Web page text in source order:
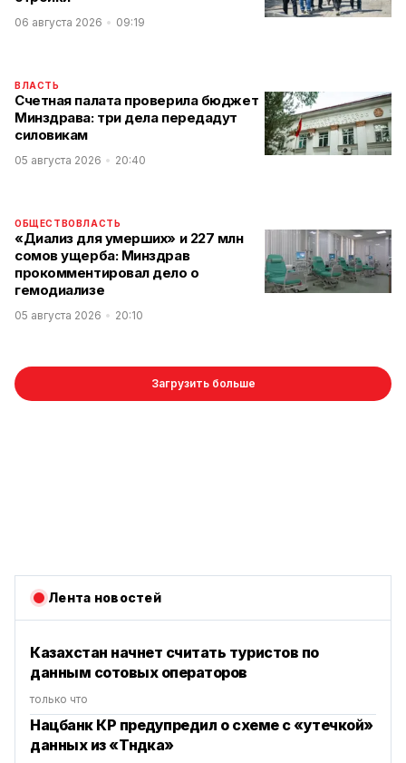
06 августа 2026 09:19
ВЛАСТЬ
Счетная палата проверила бюджет
Минздрава: три дела передадут
силовикам
05 августа 2026 20:40
ОБЩЕСТВОВЛАСТЬ
«Диализ для умерших» и 227 млн
сомов ущерба: Минздрав
прокомментировал дело о
гемодиализе
05 августа 2026 20:10
Загрузить больше
Лента новостей
Казахстан начнет считать туристов по
данным сотовых операторов
только что
Нацбанк КР предупредил о схеме с «утечкой»
данных из «Түндүка»